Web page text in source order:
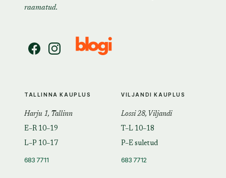
raamatud.
TALLINNA KAUPLUS
Harju 1, Tallinn
E–R 10–19
L–P 10–17
683 7711
VILJANDI KAUPLUS
Lossi 28, Viljandi
T–L 10–18
P–E suletud
683 7712